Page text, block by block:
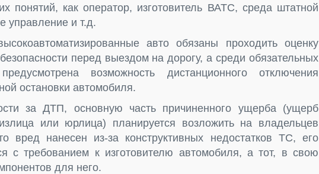
понятий, как оператор, изготовитель ВАТС, среда штатной
управление и т.д.
авто обязаны проходить оценку
перед выездом на дорогу, а среди обязательных
возможность дистанционного отключения
остановки автомобиля.
за ДТП, основную часть причиненного ущерба (ущерб
или юрлица) планируется возложить на владельцев
вред нанесен из-за конструктивных недостатков ТС, его
с требованием к изготовителю автомобиля, а тот, в свою
для него.